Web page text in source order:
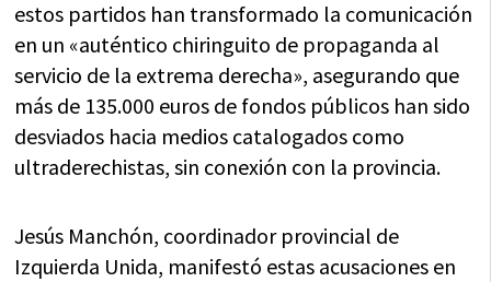
estos partidos han transformado la comunicación
en un «auténtico chiringuito de propaganda al
servicio de la extrema derecha», asegurando que
más de 135.000 euros de fondos públicos han sido
desviados hacia medios catalogados como
ultraderechistas, sin conexión con la provincia.
Jesús Manchón, coordinador provincial de
Izquierda Unida, manifestó estas acusaciones en